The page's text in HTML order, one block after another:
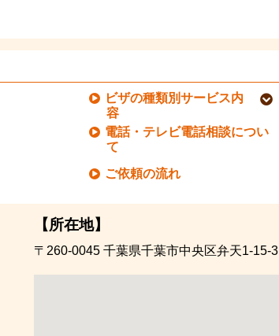
ビザの種類別サービス内
容
電話・テレビ電話相談につい
て
ご依頼の流れ
【所在地】
〒260-0045千葉県千葉市中央区弁天1-15-3